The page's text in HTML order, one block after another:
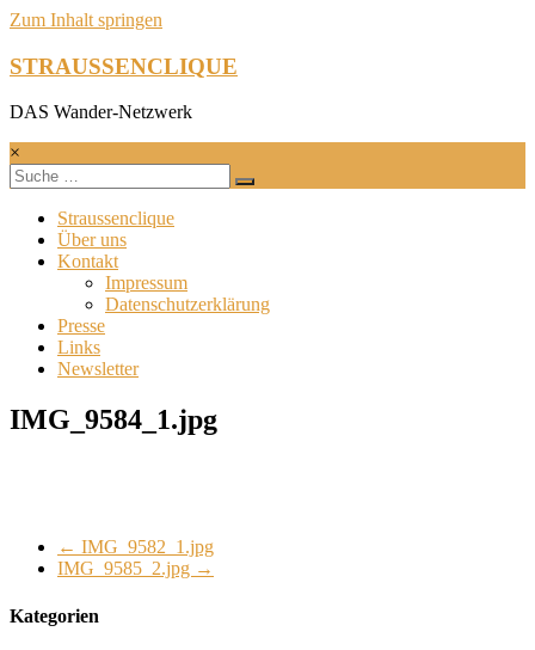
Zum Inhalt springen
STRAUSSENCLIQUE
DAS Wander-Netzwerk
×
Straussenclique
Über uns
Kontakt
Impressum
Datenschutzerklärung
Presse
Links
Newsletter
IMG_9584_1.jpg
← IMG_9582_1.jpg
IMG_9585_2.jpg →
Kategorien